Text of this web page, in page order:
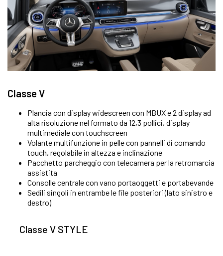
Classe V
Plancia con display widescreen con MBUX e 2 display ad
alta risoluzione nel formato da 12,3 pollici, display
multimediale con touchscreen
Volante multifunzione in pelle con pannelli di comando
touch, regolabile in altezza e inclinazione
Pacchetto parcheggio con telecamera per la retromarcia
assistita
Consolle centrale con vano portaoggetti e portabevande
Sedili singoli in entrambe le file posteriori (lato sinistro e
destro)
Classe V STYLE